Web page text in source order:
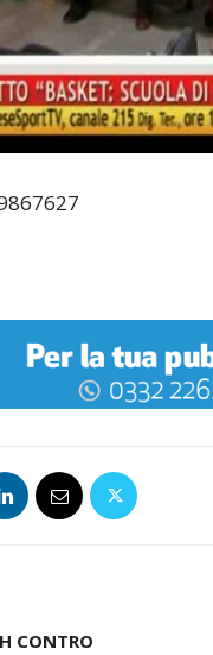
CONTRO